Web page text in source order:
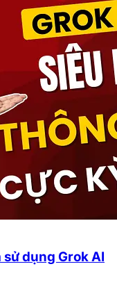
dụng Grok AI